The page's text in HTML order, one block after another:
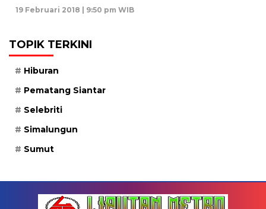
19 Februari 2018 | 9:50 pm WIB
TOPIK TERKINI
Hiburan
Pematang Siantar
Selebriti
Simalungun
Sumut